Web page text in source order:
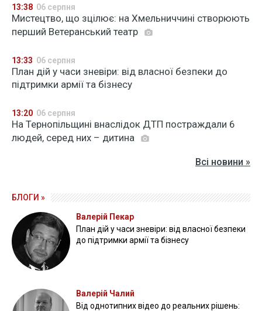
13:38 06 серпня
Мистецтво, що зцілює: на Хмельниччині створюють
перший Ветеранський театр
13:33 06 серпня
План дій у часи зневіри: від власної безпеки до
підтримки армії та бізнесу
13:20 06 серпня
На Тернопільщині внаслідок ДТП постраждали 6
людей, серед них – дитина
Всі новини »
БЛОГИ »
Валерій Пекар
План дій у часи зневіри: від власної безпеки
до підтримки армії та бізнесу
Валерій Чалий
Від однотипних відео до реальних рішень: